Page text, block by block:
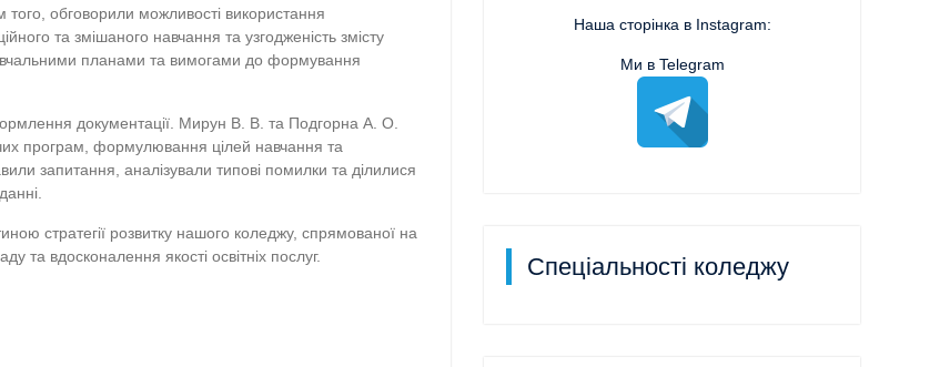
того, обговорили можливості використання
та змішаного навчання та узгодженість змісту
планами та вимогами до формування
документації. Мирун В. В. та Подгорна А. О.
програм, формулювання цілей навчання та
запитання, аналізували типові помилки та ділилися
стратегії розвитку нашого коледжу, спрямованої на
та вдосконалення якості освітніх послуг.
Наша сторінка в Instagram:
Ми в Telegram
Спеціальності коледжу